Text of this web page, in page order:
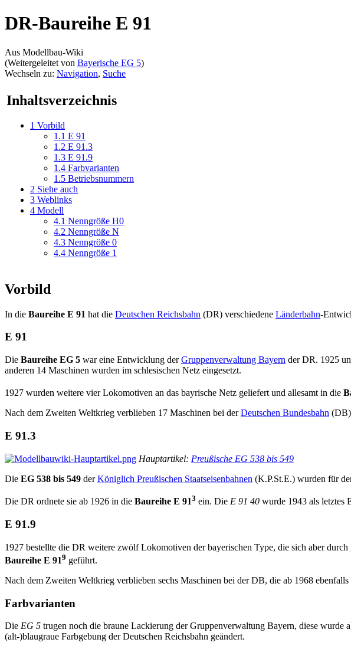
DR-Baureihe E 91
Aus Modellbau-Wiki
(Weitergeleitet von Bayerische EG 5)
Wechseln zu: Navigation, Suche
Inhaltsverzeichnis
1 Vorbild
1.1 E 91
1.2 E 91.3
1.3 E 91.9
1.4 Farbvarianten
1.5 Betriebsnummern
2 Siehe auch
3 Weblinks
4 Modell
4.1 Nenngröße H0
4.2 Nenngröße N
4.3 Nenngröße 0
4.4 Nenngröße 1
Vorbild
In die Baureihe E 91 hat die Deutschen Reichsbahn (DR) verschiedene Länderbahn-
E 91
Die Baureihe EG 5 war eine Entwicklung derGruppenverwaltung Bayern der DR. 1925
anderen 14 Maschinen wurden im schlesischen Netz eingesetzt.
1927 wurden weitere vier Lokomotiven an das bayrische Netz geliefert und allesamt in die
Nach dem Zweiten Weltkrieg verblieben 17 Maschinen bei derDeutschen Bundesbahn
E 91.3
Hauptartikel: Preußische EG 538 bis 549
Die EG 538 bis 549 derKöniglich Preußischen Staatseisenbahnen (K.P.St.E.) wurden für
Die DR ordnete sie ab 1926 in die Baureihe E 913 ein. Die E 91 40 wurde 1943 als letztes
E 91.9
1927 bestellte die DR weitere zwölf Lokomotiven der bayerischen Type, die sich aber
Baureihe E 919 geführt.
Nach dem Zweiten Weltkrieg verblieben sechs Maschinen bei der DB, die ab 1968 ebenfalls
Farbvarianten
Die EG 5 trugen noch die braune Lackierung der Gruppenverwaltung Bayern, diese wurde
(alt-)blaugraue Farbgebung der Deutschen Reichsbahn geändert.